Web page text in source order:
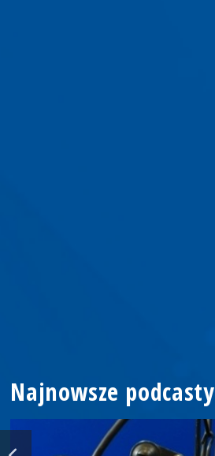
Najnowsze podcasty